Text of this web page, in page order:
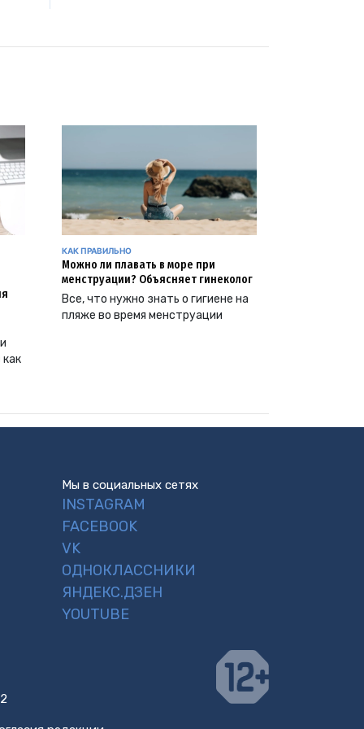
КАК ПРАВИЛЬНО
Можно ли плавать в море при
менструации? Объясняет гинеколог
Все, что нужно знать о гигиене на
пляже во время менструации
Мы в социальных сетях
INSTAGRAM
FACEBOOK
VK
ОДНОКЛАССНИКИ
ЯНДЕКС.ДЗЕН
YOUTUBE